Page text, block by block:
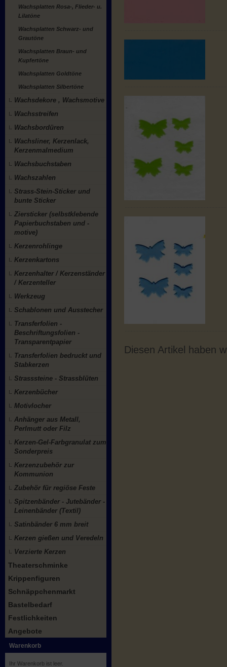
Wachsplatten Rosa-, Flieder- u.
Lilatöne
Wachsplatten Schwarz- und
Grautöne
Wachsplatten Braun- und
Kupfertöne
Wachsplatten Goldtöne
Wachsplatten Silbertöne
Wachsdekore , Wachsmotive
Wachsstreifen
Wachsbordüren
Wachsliner, Kerzenlack,
Kerzenmalmedium
Wachsbuchstaben
Wachszahlen
Strass-Stein-Sticker und
bunte Sticker
Ziersticker (selbstklebende
Papierbuchstaben und -
motive)
Kerzenrohlinge
Kerzenkartons
Kerzenhalter / Kerzenständer
/ Kerzenteller
Werkzeug
Schablonen und Ausstecher
Transferfolien -
Beschriftungsfolien -
Transparentpapier
Transferfolien bedruckt und
Stabkerzen
Strasssteine - Strassblüten
Kerzenbücher
Motivlocher
Anhänger aus Metall,
Perlmutt oder Filz
Kerzen-Gel-Farbgranulat zum
Sonderpreis
Kerzenzubehör zur
Kommunion
Zubehör für regiöse Feste
Spitzenbänder - Jutebänder -
Leinenbänder (Textil)
Satinbänder 6 mm breit
Kerzen gießen und Veredeln
Verzierte Kerzen
Theaterschminke
Krippenfiguren
Schnäppchenmarkt
Bastelbedarf
Festlichkeiten
Angebote
Warenkorb
Ihr Warenkorb ist leer.
Diesen Artikel haben